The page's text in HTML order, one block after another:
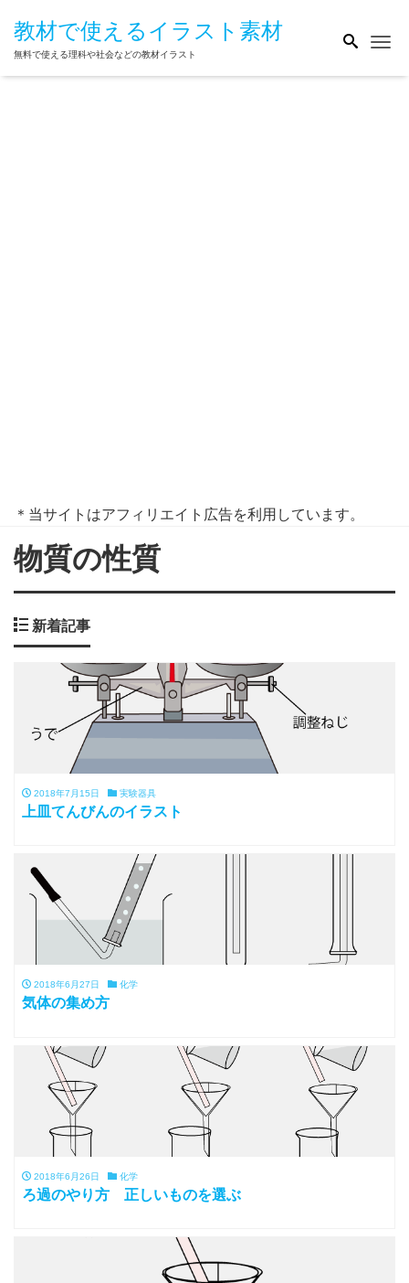
教材で使えるイラスト素材
無料で使える理科や社会などの教材イラスト
＊当サイトはアフィリエイト広告を利用しています。
物質の性質
新着記事
2018年7月15日 実験器具
上皿てんびんのイラスト
2018年6月27日 化学
気体の集め方
2018年6月26日 化学
ろ過のやり方 正しいものを選ぶ